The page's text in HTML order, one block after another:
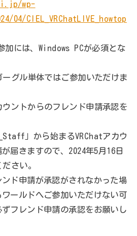
wp-
04/CIEL_VRChatLIVE_howtop
には、Windows PCが必須とな
ーグル単体ではご参加いただけま
ントからのフレンド申請承認を
」から始まるVRChatアカウ
届きますので、2024年5月16日
さい。
ド申請が承認がされなかった場
ールドへご参加いただけない可
フレンド申請の承認をお願いし